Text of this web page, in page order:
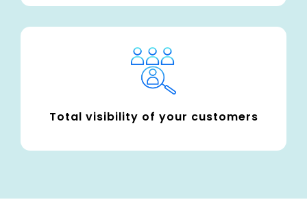
Total visibility of your customers